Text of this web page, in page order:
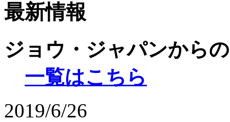
最新情報
ジョウ・ジャパンから
一覧はこちら
2019/6/26